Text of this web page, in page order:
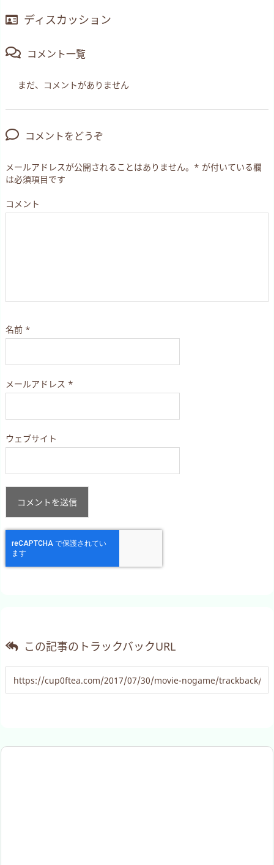
ディスカッション
コメント一覧
まだ、コメントがありません
コメントをどうぞ
メールアドレスが公開されることはありません。 * が付いている欄
は必須項目です
コメント
名前 *
メールアドレス *
ウェブサイト
この記事のトラックバックURL